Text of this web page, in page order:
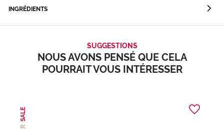
INGRÉDIENTS
SUGGESTIONS
NOUS AVONS PENSÉ QUE CELA
POURRAIT VOUS INTÉRESSER
SALE